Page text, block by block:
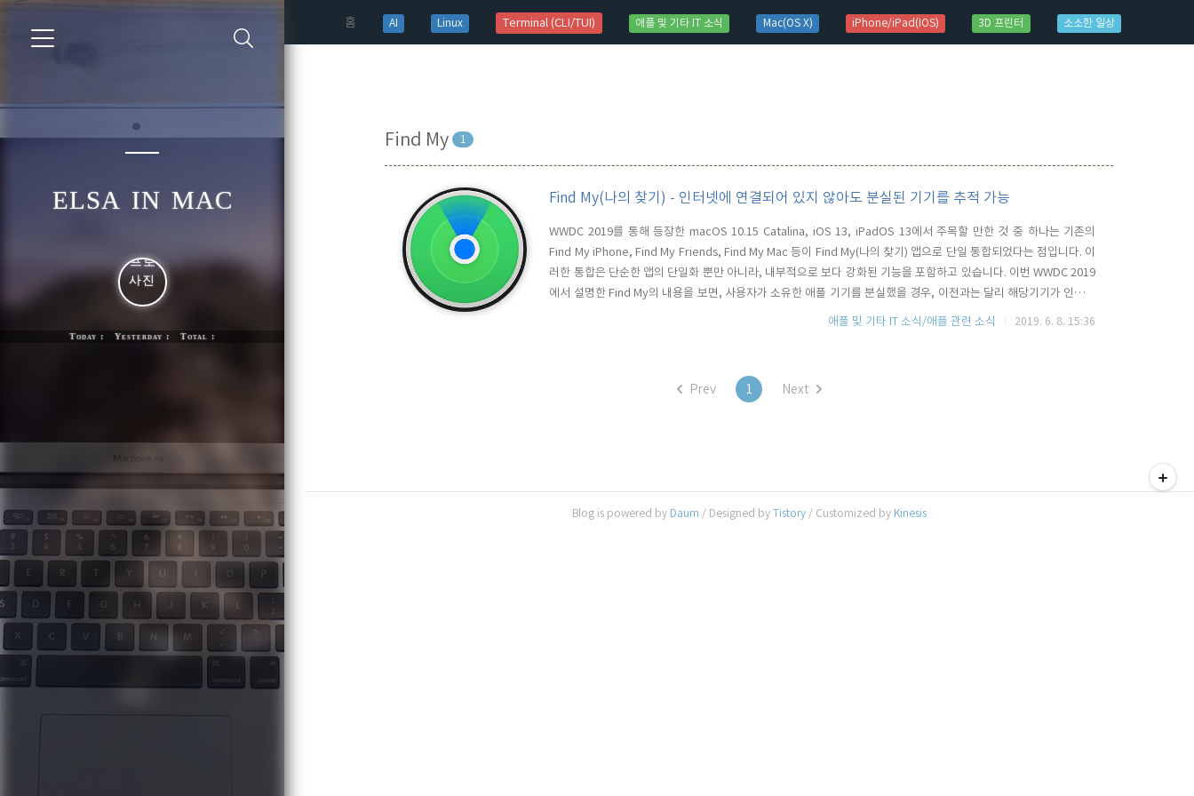
홈(current)
AI Linux Terminal (CLI/TUI) 애플 및 기타 IT 소식 Mac(OS X) iPhone/iPad(IOS) 3D 프린터 소소한 일상
elsa in mac
Today : Yesterday : Total :
Find My 1
Find My(나의 찾기) - 인터넷에 연결되어 있지 않아도 분실된 기기를 추적 가능
WWDC 2019를 통해 등장한 macOS 10.15 Catalina, iOS 13, iPadOS 13에서 주목할 만한 것 중 하나는 기존의
Find My iPhone, Find My Friends, Find My Mac 등이 Find My(나의 찾기) 앱으로 단일 통합되었다는 점입니다. 이
러한 통합은 단순한 앱의 단일화 뿐만 아니라, 내부적으로 보다 강화된 기능을 포함하고 있습니다. 이번 WWDC 2019
에서 설명한 Find My의 내용을 보면, 사용자가 소유한 애플 기기를 분실했을 경우, 이전과는 달리 해당기기가 인터넷
에 연결되어 있지 않더라도 분실된 기기의 위치를 확인할 수 있는 기능이 추가되었습니다. 이 기능은 Wi-Fi나 셀룰러
애플 및 기타 IT 소식/애플 관련 소식 2019. 6. 8. 15:36
Prev 1 Next
Blog is powered by Daum / Designed by Tistory/ Customized by Kinesis